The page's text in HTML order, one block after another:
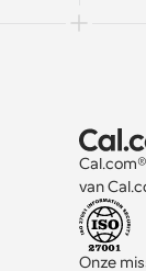
van
Onze